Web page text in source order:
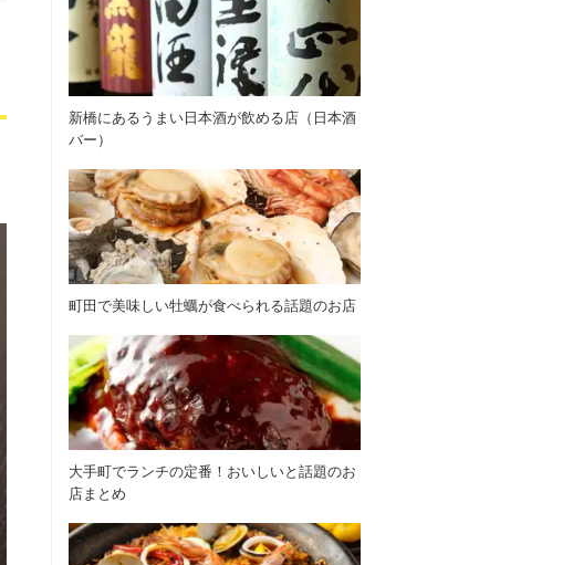
新橋にあるうまい日本酒が飲める店（日本酒
バー）
町田で美味しい牡蠣が食べられる話題のお店
大手町でランチの定番！おいしいと話題のお
店まとめ